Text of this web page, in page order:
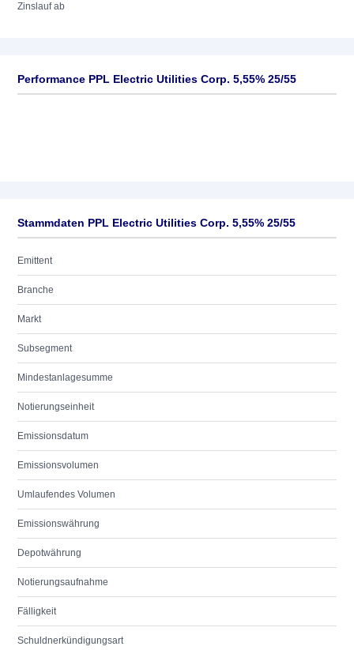
Zinslauf ab
Performance PPL Electric Utilities Corp. 5,55% 25/55
Stammdaten PPL Electric Utilities Corp. 5,55% 25/55
Emittent
Branche
Markt
Subsegment
Mindestanlagesumme
Notierungseinheit
Emissionsdatum
Emissionsvolumen
Umlaufendes Volumen
Emissionswährung
Depotwährung
Notierungsaufnahme
Fälligkeit
Schuldnerkündigungsart